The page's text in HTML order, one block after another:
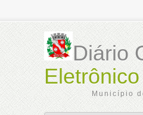
Diário
Eletrônico
Município